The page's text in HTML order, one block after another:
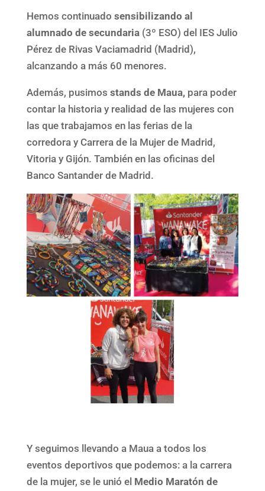
Hemos continuado sensibilizando al
alumnado de secundaria(3º ESO) del IES Julio
Pérez de Rivas Vaciamadrid (Madrid),
alcanzando a más 60 menores.
Además, pusimos stands de Maua, para poder
contar la historia y realidad de las mujeres con
las que trabajamos en las ferias de la
corredora y Carrera de la Mujer de Madrid,
Vitoria y Gijón. También en las oficinas del
Banco Santander de Madrid.
Y seguimos llevando a Maua a todos los
eventos deportivos que podemos: a la carrera
de la mujer, se le unió el Medio Maratón de